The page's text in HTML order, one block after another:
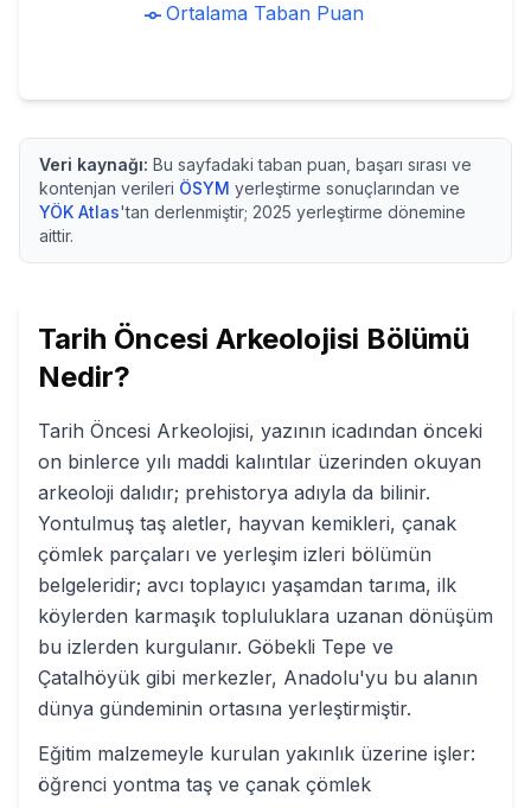
Ortalama Taban Puan
Veri kaynağı: Bu sayfadaki taban puan, başarı sırası ve
kontenjan verileri ÖSYM yerleştirme sonuçlarından ve
YÖK Atlas'tan derlenmiştir; 2025 yerleştirme dönemine
aittir.
Tarih Öncesi Arkeolojisi Bölümü
Nedir?
Tarih Öncesi Arkeolojisi, yazının icadından önceki
on binlerce yılı maddi kalıntılar üzerinden okuyan
arkeoloji dalıdır; prehistorya adıyla da bilinir.
Yontulmuş taş aletler, hayvan kemikleri, çanak
çömlek parçaları ve yerleşim izleri bölümün
belgeleridir; avcı toplayıcı yaşamdan tarıma, ilk
köylerden karmaşık topluluklara uzanan dönüşüm
bu izlerden kurgulanır. Göbekli Tepe ve
Çatalhöyük gibi merkezler, Anadolu'yu bu alanın
dünya gündeminin ortasına yerleştirmiştir.
Eğitim malzemeyle kurulan yakınlık üzerine işler:
öğrenci yontma taş ve çanak çömlek